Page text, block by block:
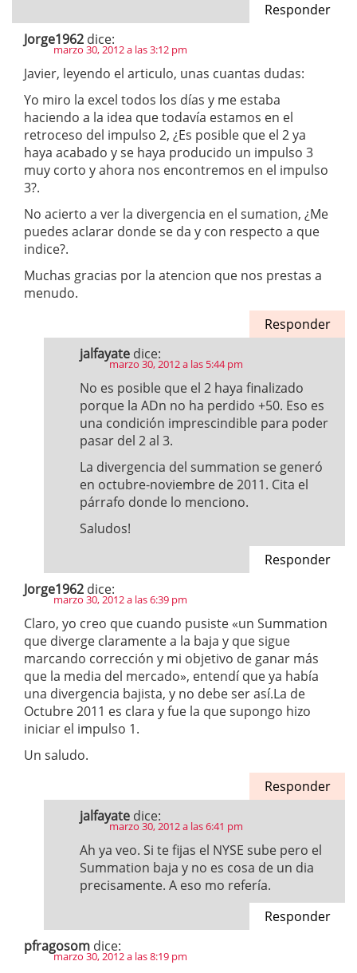
Responder
Jorge1962 dice:
marzo 30, 2012 a las 3:12 pm
Javier, leyendo el articulo, unas cuantas dudas:
Yo miro la excel todos los días y me estaba
haciendo a la idea que todavía estamos en el
retroceso del impulso 2, ¿Es posible que el 2 ya
haya acabado y se haya producido un impulso 3
muy corto y ahora nos encontremos en el impulso
3?.
No acierto a ver la divergencia en el sumation, ¿Me
puedes aclarar donde se da y con respecto a que
indice?.
Muchas gracias por la atencion que nos prestas a
menudo.
Responder
jalfayate dice:
marzo 30, 2012 a las 5:44 pm
No es posible que el 2 haya finalizado
porque la ADn no ha perdido +50. Eso es
una condición imprescindible para poder
pasar del 2 al 3.
La divergencia del summation se generó
en octubre-noviembre de 2011. Cita el
párrafo donde lo menciono.
Saludos!
Responder
Jorge1962 dice:
marzo 30, 2012 a las 6:39 pm
Claro, yo creo que cuando pusiste «un Summation
que diverge claramente a la baja y que sigue
marcando corrección y mi objetivo de ganar más
que la media del mercado», entendí que ya había
una divergencia bajista, y no debe ser así.La de
Octubre 2011 es clara y fue la que supongo hizo
iniciar el impulso 1.
Un saludo.
Responder
jalfayate dice:
marzo 30, 2012 a las 6:41 pm
Ah ya veo. Si te fijas el NYSE sube pero el
Summation baja y no es cosa de un dia
precisamente. A eso mo refería.
Responder
pfragosom dice:
marzo 30, 2012 a las 8:19 pm